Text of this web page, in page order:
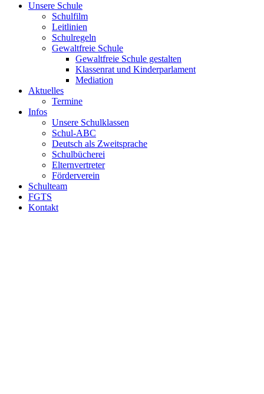
Unsere Schule
Schulfilm
Leitlinien
Schulregeln
Gewaltfreie Schule
Gewaltfreie Schule gestalten
Klassenrat und Kinderparlament
Mediation
Aktuelles
Termine
Infos
Unsere Schulklassen
Schul-ABC
Deutsch als Zweitsprache
Schulbücherei
Elternvertreter
Förderverein
Schulteam
FGTS
Kontakt